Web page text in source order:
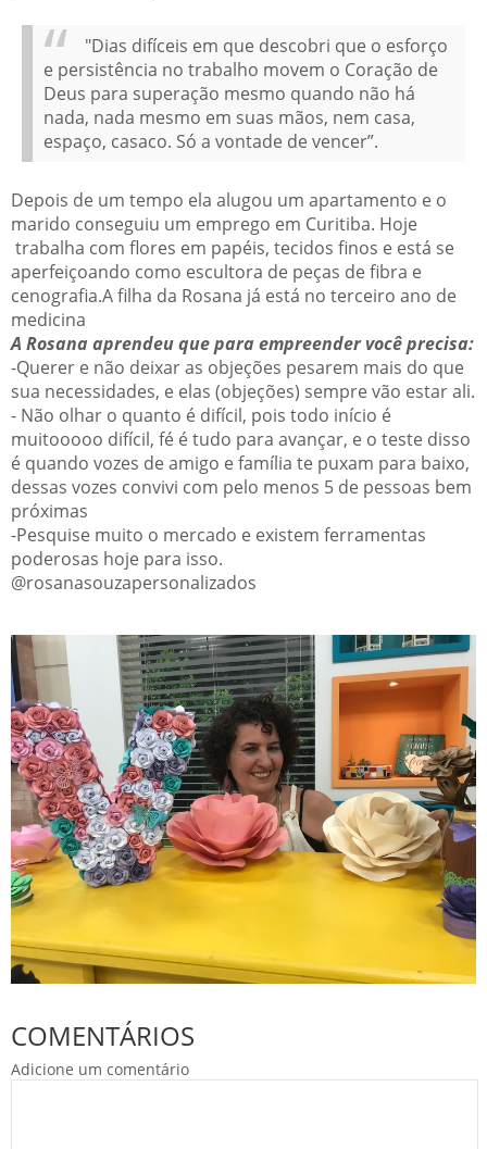
"Dias difíceis em que descobri que o esforço
e persistência no trabalho movem o Coração de
Deus para superação mesmo quando não há
nada, nada mesmo em suas mãos, nem casa,
espaço, casaco. Só a vontade de vencer”.
Depois de um tempo ela alugou um apartamento e o
marido conseguiu um emprego em Curitiba. Hoje
trabalha com flores em papéis, tecidos finos e está se
aperfeiçoando como escultora de peças de fibra e
cenografia.A filha da Rosana já está no terceiro ano de
medicina
A Rosana aprendeu que para empreender você precisa:
-Querer e não deixar as objeções pesarem mais do que
sua necessidades, e elas (objeções) sempre vão estar ali.
- Não olhar o quanto é difícil, pois todo início é
muitooooo difícil, fé é tudo para avançar, e o teste disso
é quando vozes de amigo e família te puxam para baixo,
dessas vozes convivi com pelo menos 5 de pessoas bem
próximas
-Pesquise muito o mercado e existem ferramentas
poderosas hoje para isso.
@rosanasouzapersonalizados
COMENTÁRIOS
Adicione um comentário